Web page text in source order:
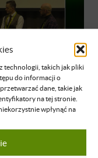
technologii, takich jak pliki
do informacji o
dane, takie jak
na tej stronie.
wpłynąć na